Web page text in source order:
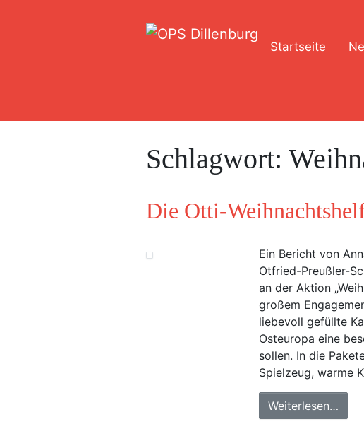
Startseite
Schlagwort:
Die Otti-
Ein Bericht von
Otfried-Preußler-
an der Aktion
großem
liebevoll gefüllte
Osteuropa eine
sollen. In die
Spielzeug, warme
Weiterlesen…